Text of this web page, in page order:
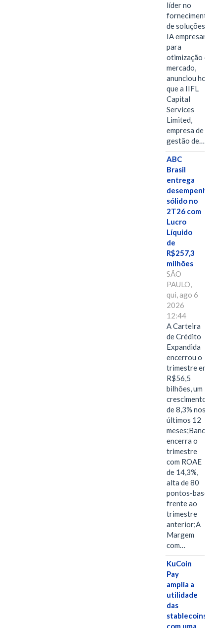
líder no
fornecimento
de soluções de
IA empresarial
para
otimização de
mercado,
anunciou hoje
que a IIFL
Capital
Services
Limited,
empresa de
gestão de…
ABC
Brasil
entrega
desempenho
sólido no
2T26 com
Lucro
Líquido
de
R$257,3
milhões
SÃO
PAULO,
qui, ago 6
2026
12:44
A Carteira
de Crédito
Expandida
encerrou o
trimestre em
R$56,5
bilhões, um
crescimento
de 8,3% nos
últimos 12
meses;Banco
encerra o
trimestre
com ROAE
de 14,3%,
alta de 80
pontos-base
frente ao
trimestre
anterior;A
Margem
com…
KuCoin
Pay
amplia a
utilidade
das
stablecoins
com uma